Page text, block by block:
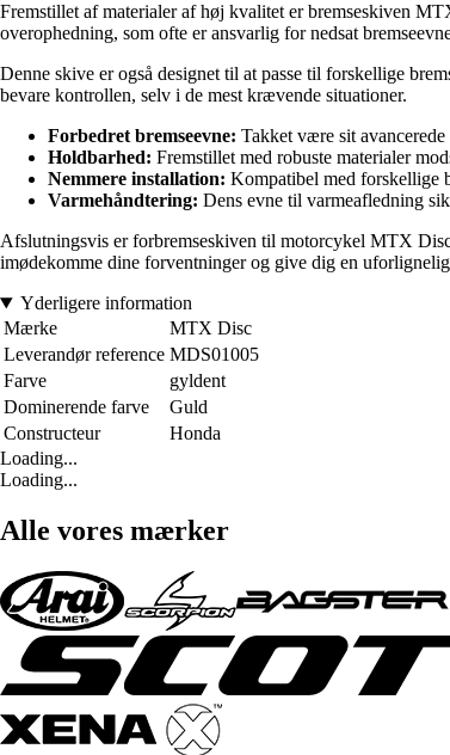
Fremstillet af materialer af høj kvalitet er bremseskiven
overophedning, som ofte er ansvarlig for nedsat
Denne skive er også designet til at passe til forskellige
bevare kontrollen, selv i de mest krævende situationer.
Forbedret bremseevne: Takket være sit
Holdbarhed: Fremstillet med robuste materialer
Nemmere installation: Kompatibel med forskellige
Varmehåndtering: Dens evne til varmeafledning
Afslutningsvis er forbremseskiven til motorcykel MTX
imødekomme dine forventninger og give dig en
Yderligere information
Mærke
MTX Disc
Leverandør reference MDS01005
Farve
gyldent
Dominerende farve
Guld
Constructeur
Honda
Loading...
Loading...
Alle vores mærker